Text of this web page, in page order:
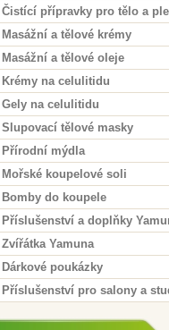
Čistící přípravky pro tělo a
Masážní a tělové krémy
Masážní a tělové oleje
Krémy na celulitidu
Gely na celulitidu
Slupovací tělové masky
Přírodní mýdla
Mořské koupelové soli
Bomby do koupele
Příslušenství a doplňky
Zvířátka Yamuna
Dárkové poukázky
Příslušenství pro salony a